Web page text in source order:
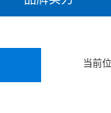
当前